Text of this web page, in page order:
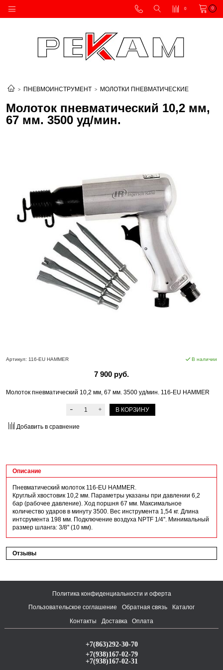
0 0
ПНЕВМОИНСТРУМЕНТ МОЛОТКИ ПНЕВМАТИЧЕСКИЕ
Молоток пневматический 10,2 мм,
67 мм. 3500 уд/мин.
Артикул: 116-EU HAMMER В наличии
7 900 руб.
Молоток пневматический 10,2 мм, 67 мм. 3500 уд/мин. 116-EU HAMMER
В КОРЗИНУ
Добавить в сравнение
Описание
Пневматический молоток 116-EU HAMMER.
Круглый хвостовик 10,2 мм. Параметры указаны при давлении 6,2
бар (рабочее давление). Ход поршня 67 мм. Максимальное
количество ударов в минуту 3500. Вес инструмента 1,54 кг. Длина
интсрумента 198 мм. Подключение воздуха NPTF 1/4''. Минимальный
размер шланга: 3/8'' (10 мм).
Отзывы
Политика конфиденциальности и оферта
Пользовательское соглашение
Обратная связь
Каталог
Контакты
Доставка Оплата
+7(863)292-30-70
+7(938)167-02-79
+7(938)167-02-31